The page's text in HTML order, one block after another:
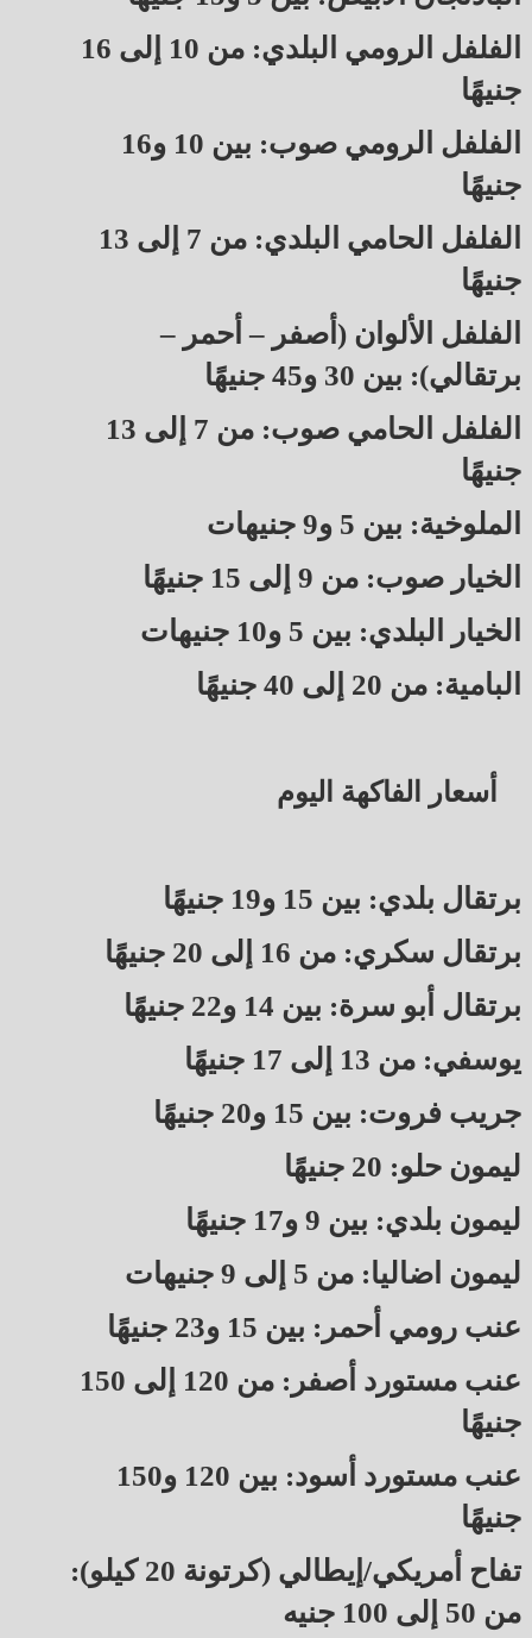
الفلفل الرومي البلدي: من 10 إلى 16
جنيهًا
الفلفل الرومي صوب: بين 10 و16
جنيهًا
الفلفل الحامي البلدي: من 7 إلى 13
جنيهًا
الفلفل الألوان (أصفر – أحمر –
برتقالي): بين 30 و45 جنيهًا
الفلفل الحامي صوب: من 7 إلى 13
جنيهًا
الملوخية: بين 5 و9 جنيهات
الخيار صوب: من 9 إلى 15 جنيهًا
الخيار البلدي: بين 5 و10 جنيهات
البامية: من 20 إلى 40 جنيهًا
أسعار الفاكهة اليوم
برتقال بلدي: بين 15 و19 جنيهًا
برتقال سكري: من 16 إلى 20 جنيهًا
برتقال أبو سرة: بين 14 و22 جنيهًا
يوسفي: من 13 إلى 17 جنيهًا
جريب فروت: بين 15 و20 جنيهًا
ليمون حلو: 20 جنيهًا
ليمون بلدي: بين 9 و17 جنيهًا
ليمون اضاليا: من 5 إلى 9 جنيهات
عنب رومي أحمر: بين 15 و23 جنيهًا
عنب مستورد أصفر: من 120 إلى 150
جنيهًا
عنب مستورد أسود: بين 120 و150
جنيهًا
تفاح أمريكي/إيطالي (كرتونة 20 كيلو):
من 50 إلى 100 جنيه